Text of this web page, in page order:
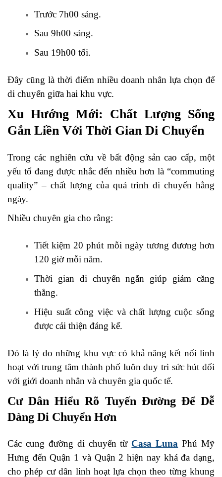
Trước 7h00 sáng.
Sau 9h00 sáng.
Sau 19h00 tối.
Đây cũng là thời điểm nhiều doanh nhân lựa chọn để
di chuyển giữa hai khu vực.
Xu Hướng Mới: Chất Lượng Sống
Gắn Liền Với Thời Gian Di Chuyển
Trong các nghiên cứu về bất động sản cao cấp, một
yếu tố đang được nhắc đến nhiều hơn là “commuting
quality” – chất lượng của quá trình di chuyển hằng
ngày.
Nhiều chuyên gia cho rằng:
Tiết kiệm 20 phút mỗi ngày tương đương hơn
120 giờ mỗi năm.
Thời gian di chuyển ngắn giúp giảm căng
thẳng.
Hiệu suất công việc và chất lượng cuộc sống
được cải thiện đáng kể.
Đó là lý do những khu vực có khả năng kết nối linh
hoạt với trung tâm thành phố luôn duy trì sức hút đối
với giới doanh nhân và chuyên gia quốc tế.
Cư Dân Hiểu Rõ Tuyến Đường Để Dễ
Dàng Di Chuyển Hơn
Các cung đường di chuyển từ Casa Luna Phú Mỹ
Hưng đến Quận 1 và Quận 2 hiện nay khá đa dạng,
cho phép cư dân linh hoạt lựa chọn theo từng khung